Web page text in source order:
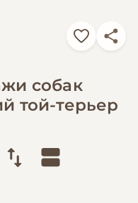
собак
той-терьер